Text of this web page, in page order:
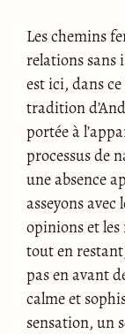
Les chemins
relations sans
est ici, dans
tradition
portée à
processus de
une absence
asseyons avec
opinions et
tout en
pas en avant
calme et
sensation, un